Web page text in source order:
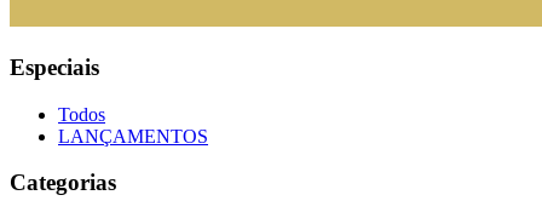
Especiais
Todos
LANÇAMENTOS
Categorias